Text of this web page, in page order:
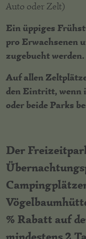
Auto oder Zelt)
Ein üppiges
pro Erwachsenen
zugebucht werden.
Auf allen
den Eintritt, wenn
oder beide Parks
Der
% Rabatt auf